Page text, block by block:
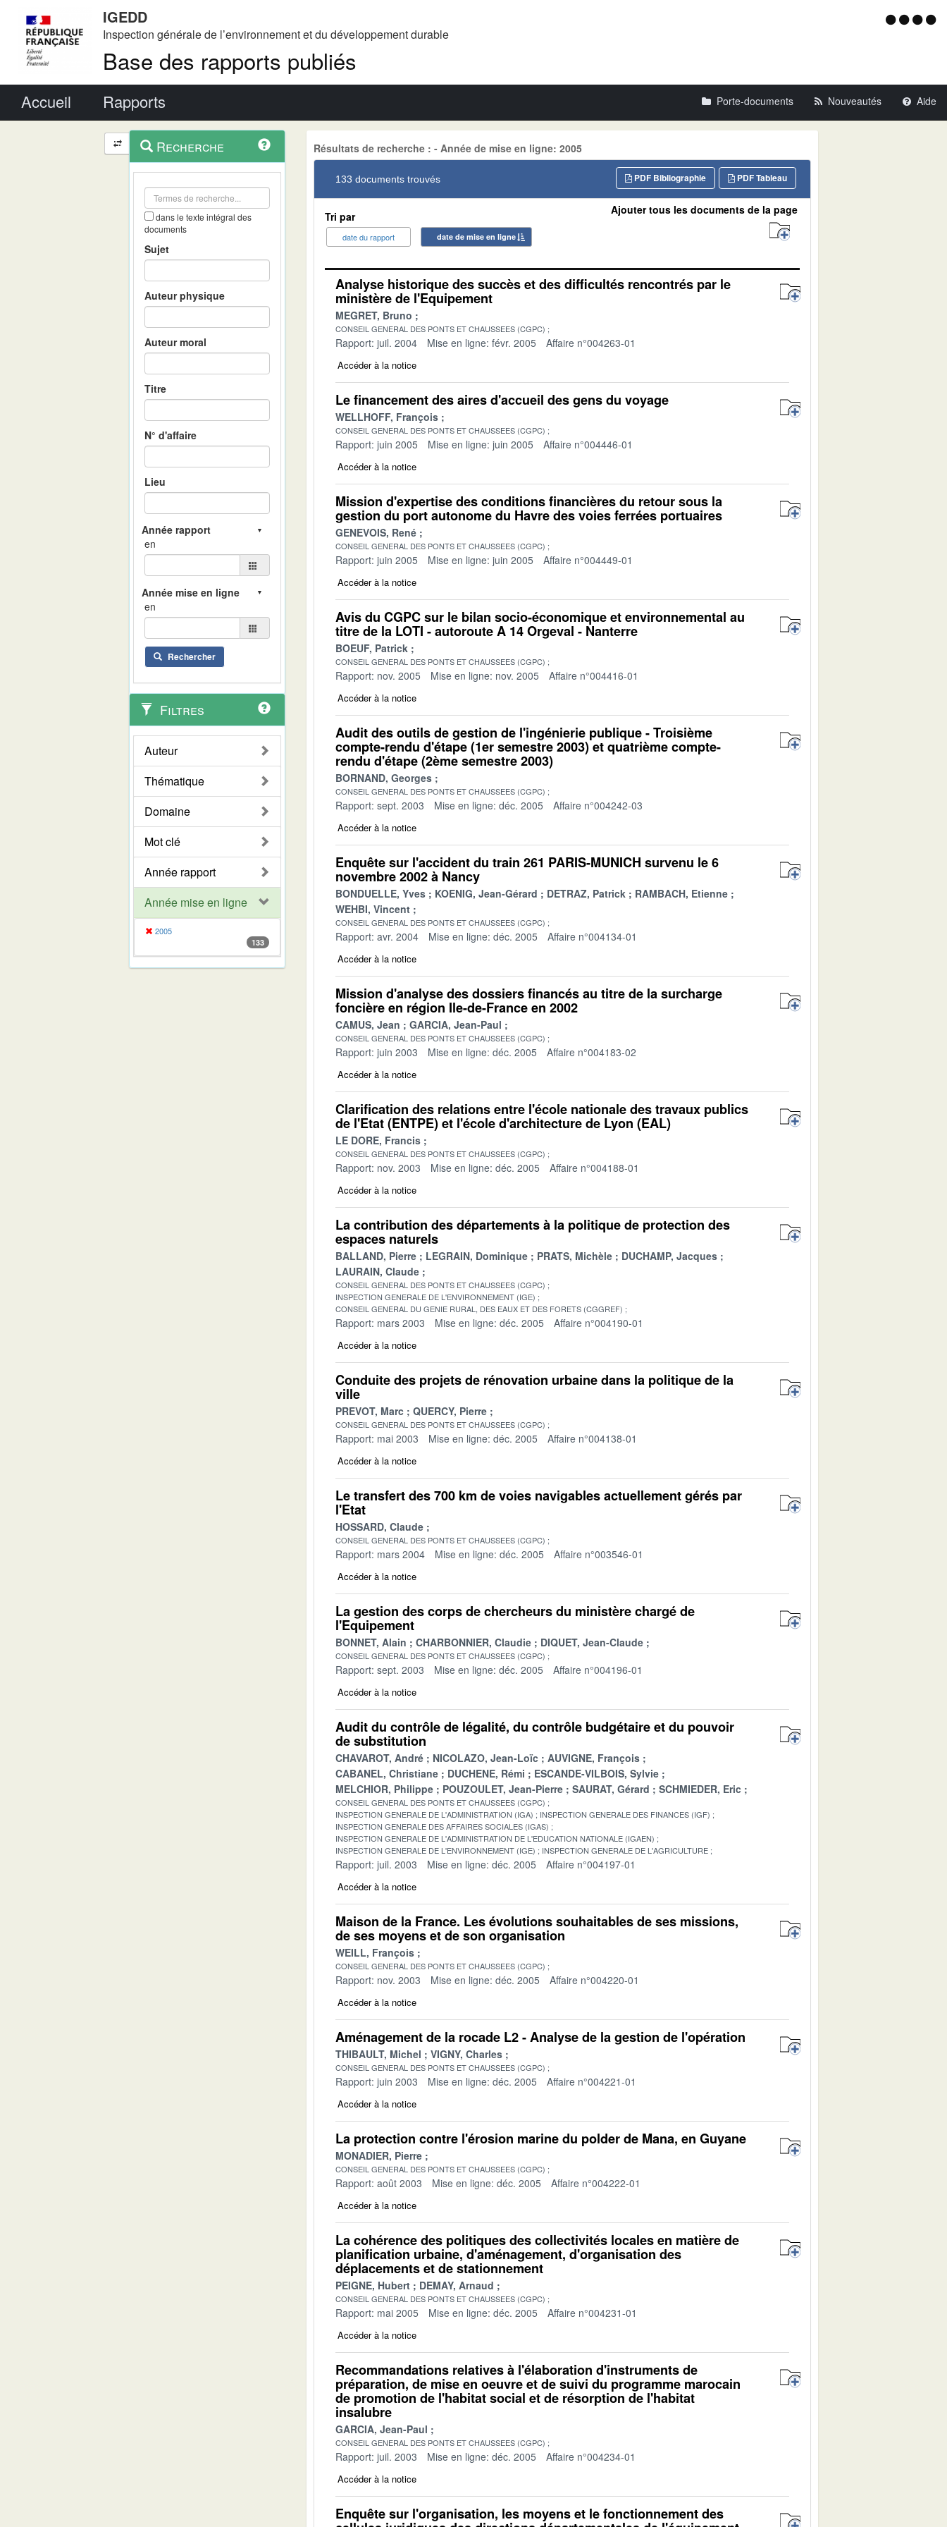
IGEDD
Inspection générale de l’environnement et du développement durable
Base des rapports publiés
Menu
Accueil Rapports Porte-documents Nouveautés Aide
Navigation
et
outils
contextuel
Recherche
dans le texte intégral des
documents
Sujet
Auteur physique
Auteur moral
Titre
N° d'affaire
Lieu
en
en
Rechercher
Filtres
Auteur
Thématique
Domaine
Mot clé
Année rapport
Année mise en ligne
2005
133
Résultats de recherche : - Année de mise en ligne: 2005
133 documents trouvés PDF Tableau
PDF Bibliographie
Tri par
date du rapport date de mise en ligne
Ajouter tous les documents de la page
Analyse historique des succès et des difficultés rencontrés par le
ministère de l'Equipement
MEGRET, Bruno
CONSEIL GENERAL DES PONTS ET CHAUSSEES (CGPC)
Rapport: juil. 2004 Mise en ligne: févr. 2005 Affaire n°004263-01
Accéder à la notice
Le financement des aires d'accueil des gens du voyage
WELLHOFF, François
CONSEIL GENERAL DES PONTS ET CHAUSSEES (CGPC)
Rapport: juin 2005 Mise en ligne: juin 2005 Affaire n°004446-01
Accéder à la notice
Mission d'expertise des conditions financières du retour sous la
gestion du port autonome du Havre des voies ferrées portuaires
GENEVOIS, René
CONSEIL GENERAL DES PONTS ET CHAUSSEES (CGPC)
Rapport: juin 2005 Mise en ligne: juin 2005 Affaire n°004449-01
Accéder à la notice
Avis du CGPC sur le bilan socio-économique et environnemental au
titre de la LOTI - autoroute A 14 Orgeval - Nanterre
BOEUF, Patrick
CONSEIL GENERAL DES PONTS ET CHAUSSEES (CGPC)
Rapport: nov. 2005 Mise en ligne: nov. 2005 Affaire n°004416-01
Accéder à la notice
Audit des outils de gestion de l'ingénierie publique - Troisième
compte-rendu d'étape (1er semestre 2003) et quatrième compte-
rendu d'étape (2ème semestre 2003)
BORNAND, Georges
CONSEIL GENERAL DES PONTS ET CHAUSSEES (CGPC)
Rapport: sept. 2003 Mise en ligne: déc. 2005 Affaire n°004242-03
Accéder à la notice
Enquête sur l'accident du train 261 PARIS-MUNICH survenu le 6
novembre 2002 à Nancy
BONDUELLE, Yves KOENIG, Jean-Gérard DETRAZ, Patrick
RAMBACH, Etienne
WEHBI, Vincent
CONSEIL GENERAL DES PONTS ET CHAUSSEES (CGPC)
Rapport: avr. 2004 Mise en ligne: déc. 2005 Affaire n°004134-01
Accéder à la notice
Mission d'analyse des dossiers financés au titre de la surcharge
foncière en région Ile-de-France en 2002
CAMUS, Jean GARCIA, Jean-Paul
CONSEIL GENERAL DES PONTS ET CHAUSSEES (CGPC)
Rapport: juin 2003 Mise en ligne: déc. 2005 Affaire n°004183-02
Accéder à la notice
Clarification des relations entre l'école nationale des travaux publics
de l'Etat (ENTPE) et l'école d'architecture de Lyon (EAL)
LE DORE, Francis
CONSEIL GENERAL DES PONTS ET CHAUSSEES (CGPC)
Rapport: nov. 2003 Mise en ligne: déc. 2005 Affaire n°004188-01
Accéder à la notice
La contribution des départements à la politique de protection des
espaces naturels
BALLAND, Pierre LEGRAIN, Dominique PRATS, Michèle
DUCHAMP, Jacques
LAURAIN, Claude
CONSEIL GENERAL DES PONTS ET CHAUSSEES (CGPC)
INSPECTION GENERALE DE L'ENVIRONNEMENT (IGE)
CONSEIL GENERAL DU GENIE RURAL, DES EAUX ET DES FORETS (CGGREF)
Rapport: mars 2003 Mise en ligne: déc. 2005 Affaire n°004190-01
Accéder à la notice
Conduite des projets de rénovation urbaine dans la politique de la
ville
PREVOT, Marc QUERCY, Pierre
CONSEIL GENERAL DES PONTS ET CHAUSSEES (CGPC)
Rapport: mai 2003 Mise en ligne: déc. 2005 Affaire n°004138-01
Accéder à la notice
Le transfert des 700 km de voies navigables actuellement gérés par
l'Etat
HOSSARD, Claude
CONSEIL GENERAL DES PONTS ET CHAUSSEES (CGPC)
Rapport: mars 2004 Mise en ligne: déc. 2005 Affaire n°003546-01
Accéder à la notice
La gestion des corps de chercheurs du ministère chargé de
l'Equipement
BONNET, Alain CHARBONNIER, Claudie DIQUET, Jean-Claude
CONSEIL GENERAL DES PONTS ET CHAUSSEES (CGPC)
Rapport: sept. 2003 Mise en ligne: déc. 2005 Affaire n°004196-01
Accéder à la notice
Audit du contrôle de légalité, du contrôle budgétaire et du pouvoir
de substitution
CHAVAROT, André NICOLAZO, Jean-Loïc
AUVIGNE, François
CABANEL, Christiane
DUCHENE, Rémi
ESCANDE-VILBOIS, Sylvie
MELCHIOR, Philippe
POUZOULET, Jean-Pierre SAURAT, Gérard SCHMIEDER, Eric
CONSEIL GENERAL DES PONTS ET CHAUSSEES (CGPC)
INSPECTION GENERALE DE L'ADMINISTRATION (IGA)
INSPECTION GENERALE DES FINANCES (IGF)
INSPECTION GENERALE DES AFFAIRES SOCIALES (IGAS)
INSPECTION GENERALE DE L'ADMINISTRATION DE L'EDUCATION NATIONALE (IGAEN)
INSPECTION GENERALE DE L'ENVIRONNEMENT (IGE)
INSPECTION GENERALE DE L'AGRICULTURE
Rapport: juil. 2003 Mise en ligne: déc. 2005 Affaire n°004197-01
Accéder à la notice
Maison de la France. Les évolutions souhaitables de ses missions,
de ses moyens et de son organisation
WEILL, François
CONSEIL GENERAL DES PONTS ET CHAUSSEES (CGPC)
Rapport: nov. 2003 Mise en ligne: déc. 2005 Affaire n°004220-01
Accéder à la notice
Aménagement de la rocade L2 - Analyse de la gestion de l'opération
THIBAULT, Michel VIGNY, Charles
CONSEIL GENERAL DES PONTS ET CHAUSSEES (CGPC)
Rapport: juin 2003 Mise en ligne: déc. 2005 Affaire n°004221-01
Accéder à la notice
La protection contre l'érosion marine du polder de Mana, en Guyane
MONADIER, Pierre
CONSEIL GENERAL DES PONTS ET CHAUSSEES (CGPC)
Rapport: août 2003 Mise en ligne: déc. 2005 Affaire n°004222-01
Accéder à la notice
La cohérence des politiques des collectivités locales en matière de
planification urbaine, d'aménagement, d'organisation des
déplacements et de stationnement
PEIGNE, Hubert DEMAY, Arnaud
CONSEIL GENERAL DES PONTS ET CHAUSSEES (CGPC)
Rapport: mai 2005 Mise en ligne: déc. 2005 Affaire n°004231-01
Accéder à la notice
Recommandations relatives à l'élaboration d'instruments de
préparation, de mise en oeuvre et de suivi du programme marocain
de promotion de l'habitat social et de résorption de l'habitat
insalubre
GARCIA, Jean-Paul
CONSEIL GENERAL DES PONTS ET CHAUSSEES (CGPC)
Rapport: juil. 2003 Mise en ligne: déc. 2005 Affaire n°004234-01
Accéder à la notice
Enquête sur l'organisation, les moyens et le fonctionnement des